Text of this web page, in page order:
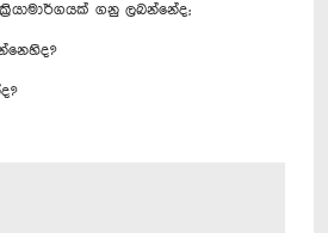
ගනු ලබන්නේද;